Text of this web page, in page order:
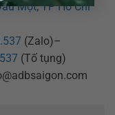
Một, TP Hồ Chí
(Zalo)–
(Tố tụng)